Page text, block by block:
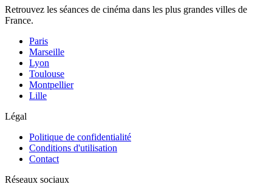
Retrouvez les séances de cinéma dans les plus grandes villes de
France.
Paris
Marseille
Lyon
Toulouse
Montpellier
Lille
Légal
Politique de confidentialité
Conditions d'utilisation
Contact
Réseaux sociaux